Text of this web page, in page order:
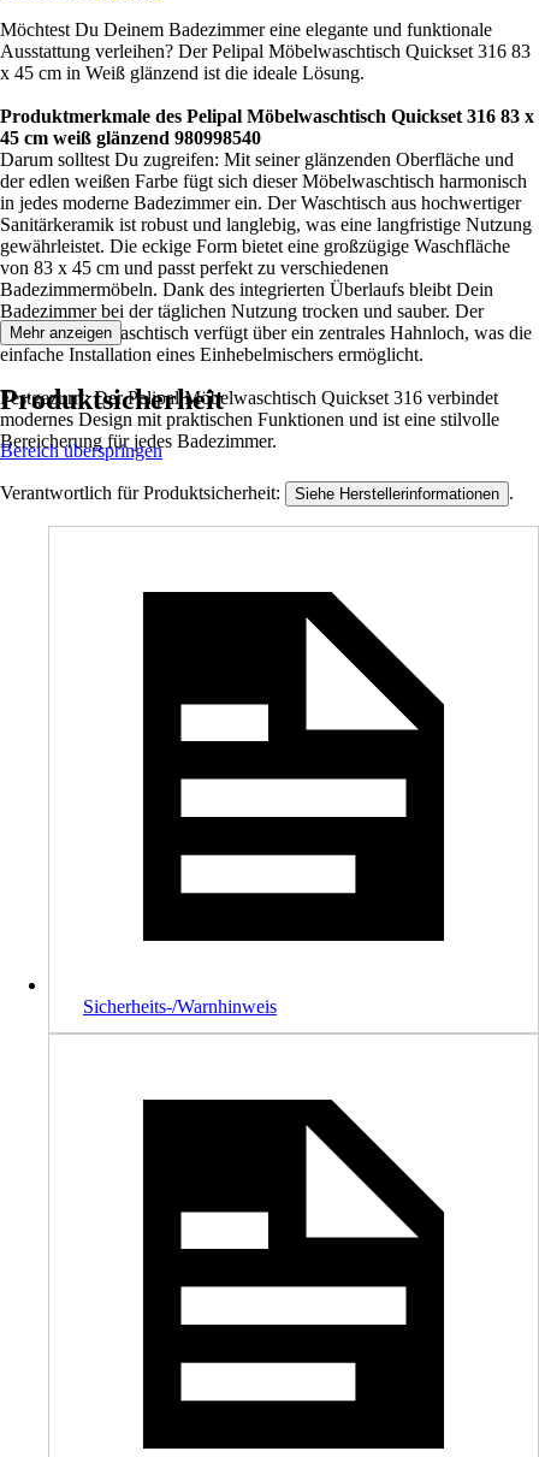
Möchtest Du Deinem Badezimmer eine elegante und funktionale
Ausstattung verleihen? Der Pelipal Möbelwaschtisch Quickset 316 83
x 45 cm in Weiß glänzend ist die ideale Lösung.
Produktmerkmale des Pelipal Möbelwaschtisch Quickset 316 83 x
45 cm weiß glänzend 980998540
Darum solltest Du zugreifen: Mit seiner glänzenden Oberfläche und
der edlen weißen Farbe fügt sich dieser Möbelwaschtisch harmonisch
in jedes moderne Badezimmer ein. Der Waschtisch aus hochwertiger
Sanitärkeramik ist robust und langlebig, was eine langfristige Nutzung
gewährleistet. Die eckige Form bietet eine großzügige Waschfläche
von 83 x 45 cm und passt perfekt zu verschiedenen
Badezimmermöbeln. Dank des integrierten Überlaufs bleibt Dein
Badezimmer bei der täglichen Nutzung trocken und sauber. Der
Pelipal Möbelwaschtisch verfügt über ein zentrales Hahnloch, was die
einfache Installation eines Einhebelmischers ermöglicht.
Festgezurrt: Der Pelipal Möbelwaschtisch Quickset 316 verbindet
modernes Design mit praktischen Funktionen und ist eine stilvolle
Bereicherung für jedes Badezimmer.
Mehr anzeigen
Produktsicherheit
Bereich überspringen
Verantwortlich für Produktsicherheit: Siehe Herstellerinformationen .
Sicherheits-/Warnhinweis